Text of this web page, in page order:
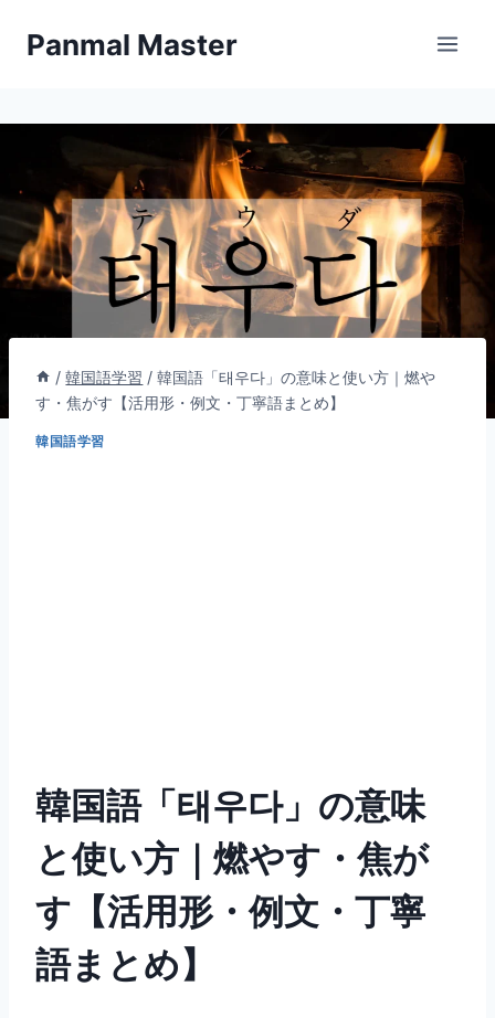
Panmal Master
/ 韓国語学習 / 韓国語「태우다」の意味と使い方｜燃や
す・焦がす【活用形・例文・丁寧語まとめ】
韓国語学習
韓国語「태우다」の意味
と使い方｜燃やす・焦が
す【活用形・例文・丁寧
語まとめ】